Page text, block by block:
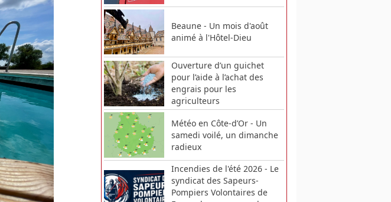
Beaune - Un mois d'août
animé à l'Hôtel-Dieu
Ouverture d’un guichet
pour l’aide à l’achat des
engrais pour les
agriculteurs
Météo en Côte-d’Or - Un
samedi voilé, un dimanche
radieux
Incendies de l'été 2026 - Le
syndicat des Sapeurs-
Pompiers Volontaires de